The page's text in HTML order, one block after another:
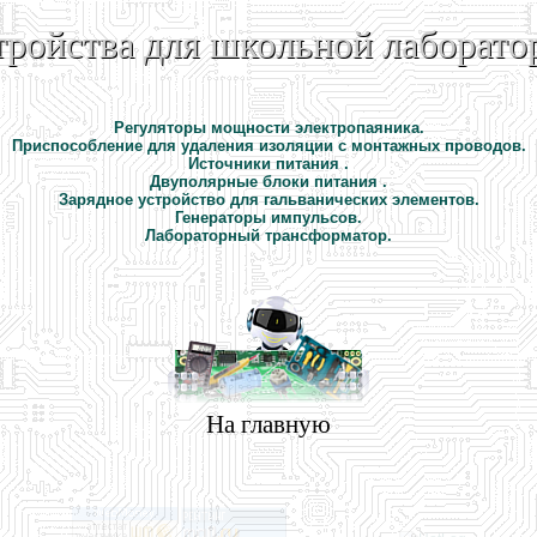
для школьной
Регуляторы мощности электропаяника.
Приспособление для удаления изоляции с монтажных проводов.
Источники питания .
Двуполярные блоки питания .
Зарядное устройство для гальванических элементов.
Генераторы импульсов.
Лабораторный трансформатор.
На главную